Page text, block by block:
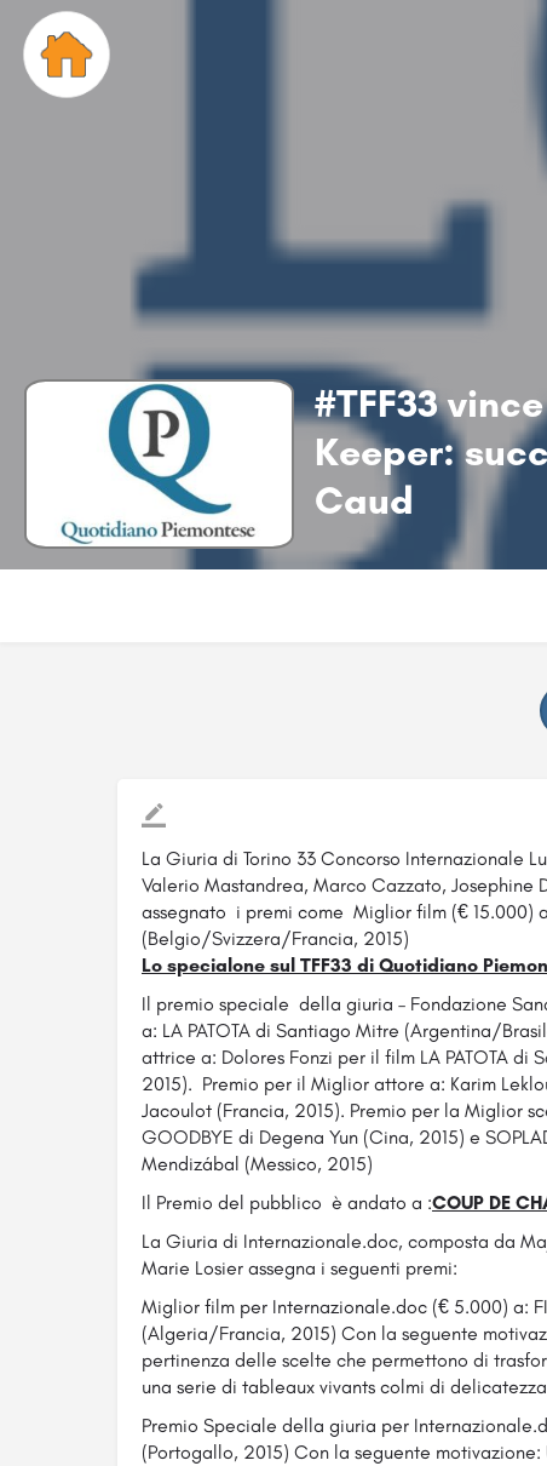
#TFF33
Keeper:
Caud
La Giuria di Torino 33 Concorso Internazionale
Valerio Mastandrea, Marco Cazzato, Josephine
assegnato i premi come Miglior film (€ 15.000)
(Belgio/Svizzera/Francia, 2015)
Lo specialone sul TFF33 di Quotidiano
Il premio speciale della giuria – Fondazione
a: LA PATOTA di Santiago Mitre (Argentina/
attrice a: Dolores Fonzi per il film LA PATOTA
2015). Premio per il Miglior attore a: Karim
Jacoulot (Francia, 2015). Premio per la Miglior
GOODBYE di Degena Yun (Cina, 2015) e
Mendizábal (Messico, 2015)
Il Premio del pubblico è andato a :COUP DE
La Giuria di Internazionale.doc, composta da
Marie Losier assegna i seguenti premi:
Miglior film per Internazionale.doc (€ 5.000) a: FI
(Algeria/Francia, 2015) Con la seguente
pertinenza delle scelte che permettono di
una serie di tableaux vivants colmi di
Premio Speciale della giuria per
(Portogallo, 2015) Con la seguente